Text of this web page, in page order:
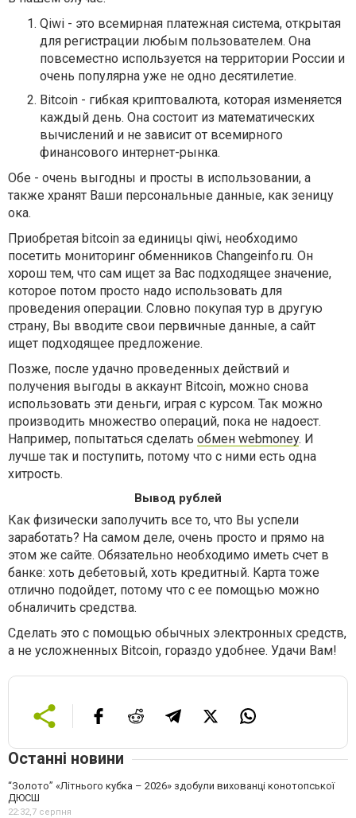
Qiwi - это всемирная платежная система, открытая
для регистрации любым пользователем. Она
повсеместно используется на территории России и
очень популярна уже не одно десятилетие.
Bitcoin - гибкая криптовалюта, которая изменяется
каждый день. Она состоит из математических
вычислений и не зависит от всемирного
финансового интернет-рынка.
Обе - очень выгодны и просты в использовании, а
также хранят Ваши персональные данные, как зеницу
ока.
Приобретая bitcoin за единицы qiwi, необходимо
посетить мониторинг обменников Changeinfo.ru. Он
хорош тем, что сам ищет за Вас подходящее значение,
которое потом просто надо использовать для
проведения операции. Словно покупая тур в другую
страну, Вы вводите свои первичные данные, а сайт
ищет подходящее предложение.
Позже, после удачно проведенных действий и
получения выгоды в аккаунт Bitcoin, можно снова
использовать эти деньги, играя с курсом. Так можно
производить множество операций, пока не надоест.
Например, попытаться сделать обмен webmoney. И
лучше так и поступить, потому что с ними есть одна
хитрость.
Вывод рублей
Как физически заполучить все то, что Вы успели
заработать? На самом деле, очень просто и прямо на
этом же сайте. Обязательно необходимо иметь счет в
банке: хоть дебетовый, хоть кредитный. Карта тоже
отлично подойдет, потому что с ее помощью можно
обналичить средства.
Сделать это с помощью обычных электронных средств,
а не усложненных Bitcoin, гораздо удобнее. Удачи Вам!
Останні новини
“Золото” «Літнього кубка – 2026» здобули вихованці конотопської
ДЮСШ
22:32,7 серпня